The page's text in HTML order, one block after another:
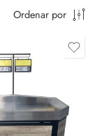
Ordenar por